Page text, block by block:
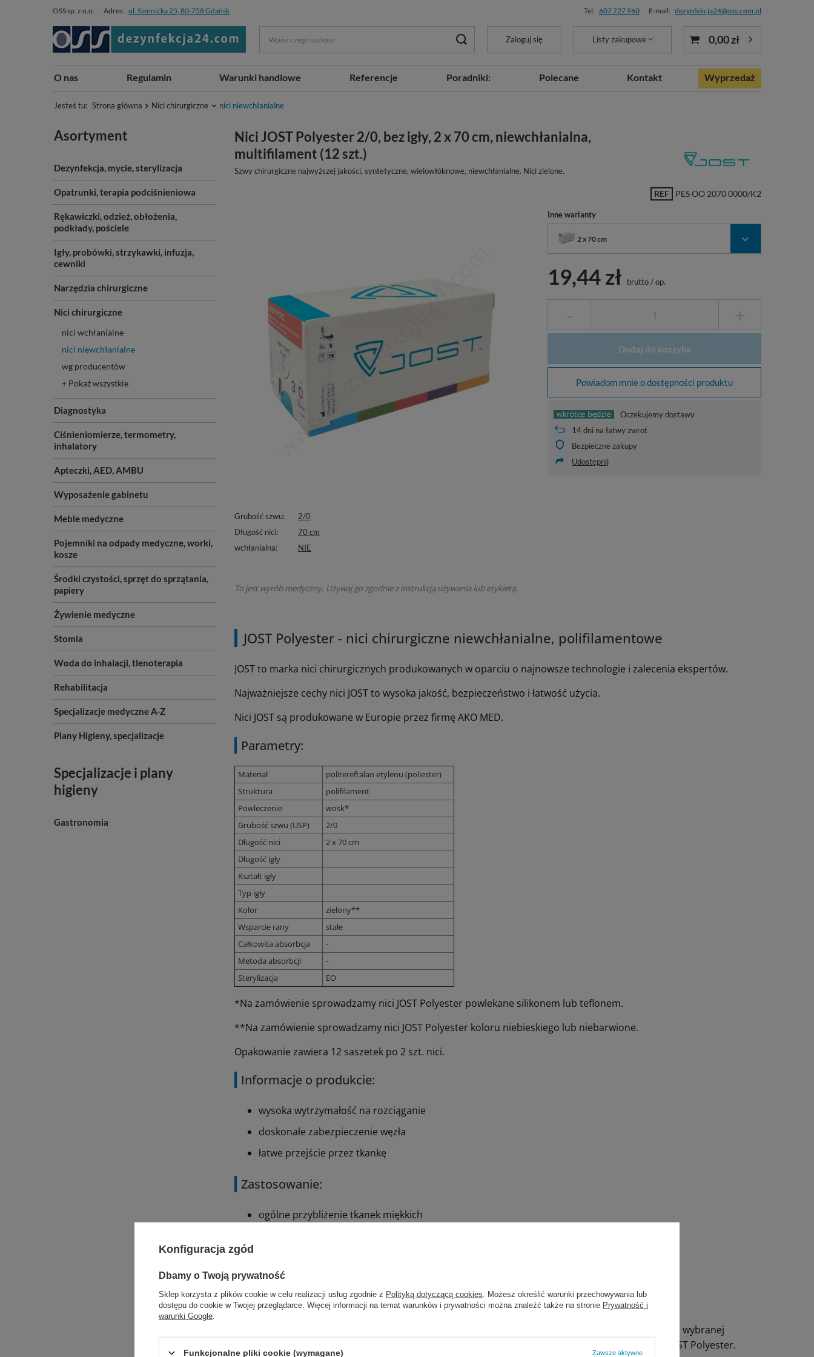
OSS sp. z o.o. Adres: ul. Siennicka 25, 80-758 Gdańsk Tel. 607 727 960 E-mail: dezynfekcja24@oss.com.pl
Zaloguj się Listy zakupowe 0,00 zł
O nas Regulamin Warunki handlowe Referencje Poradniki: Polecane Kontakt Wyprzedaż
Jesteś tu: Strona główna Nici chirurgiczne nici niewchłanialne
Asortyment
Dezynfekcja, mycie, sterylizacja
Opatrunki, terapia podciśnieniowa
Rękawiczki, odzież, obłożenia,
podkłady, pościele
Igły, probówki, strzykawki, infuzja,
cewniki
Narzędzia chirurgiczne
Nici chirurgiczne
nici wchłanialne
nici niewchłanialne
wg producentów
+ Pokaż wszystkie
Diagnostyka
Ciśnieniomierze, termometry,
inhalatory
Apteczki, AED, AMBU
Wyposażenie gabinetu
Meble medyczne
Pojemniki na odpady medyczne, worki,
kosze
Środki czystości, sprzęt do sprzątania,
papiery
Żywienie medyczne
Stomia
Woda do inhalacji, tlenoterapia
Rehabilitacja
Specjalizacje medyczne A-Z
Plany Higieny, specjalizacje
Specjalizacje i plany
higieny
Gastronomia
Grubość szwu
2/0
Długość nici
70 cm
wchłanialna
NIE
Nici JOST Polyester 2/0, bez igły, 2 x 70 cm, niewchłanialna,
multifilament (12 szt.)
Szwy chirurgiczne najwyższej jakości, syntetyczne, wielowłóknowe, niewchłanialne. Nici zielone.
REF PES OO 2070 0000/K2
Inne warianty
2 x 70 cm
19,44 zł brutto/op.
- +
Dodaj do koszyka
Powiadom mnie o dostępności produktu
Oczekujemy dostawy
14dni na łatwy zwrot
Bezpieczne zakupy
Udostępnij
To jest wyrób medyczny. Używaj go zgodnie z instrukcją używania lub etykietą.
JOST Polyester - nici chirurgiczne niewchłanialne, polifilamentowe
JOST to marka nici chirurgicznych produkowanych w oparciu o najnowsze technologie i zalecenia ekspertów.
Najważniejsze cechy nici JOST to wysoka jakość, bezpieczeństwo i łatwość użycia.
Nici JOST są produkowane w Europie przez firmę AKO MED.
Parametry:
Materiał
politereftalan etylenu (poliester)
Struktura
polifilament
Powleczenie
wosk*
Grubość szwu (USP)
2/0
Długość nici
2 x 70 cm
Długość igły
Kształt igły
Typ igły
Kolor
zielony**
Wsparcie rany
stałe
Całkowita absorbcja
-
Metoda absorbcji
-
Sterylizacja
EO
*Na zamówienie sprowadzamy nici JOST Polyester powlekane silikonem lub teflonem.
**Na zamówienie sprowadzamy nici JOST Polyester koloru niebieskiego lub niebarwione.
Opakowanie zawiera 12 saszetek po 2 szt. nici.
Informacje o produkcie:
wysoka wytrzymałość na rozciąganie
doskonałe zabezpieczenie węzła
łatwe przejście przez tkankę
Zastosowanie:
ogólne przybliżenie tkanek miękkich
chirurgia okulistyczna
Dobór nici JOST zależy od ogólnego stanu pacjenta, wielkości uszkodzonej tkanki i rany, a także od wybranej
techniki i doświadczenia chirurga. Nie są znane żadne przeciwwskazania do stosowania szwów JOST Polyester.
Konfiguracja zgód
Dbamy o Twoją prywatność
Sklep korzysta z plików cookie w celu realizacji usług zgodnie z Polityką dotyczącą cookies . Możesz określić warunki przechowywania lub
dostępu do cookie w Twojej przeglądarce. Więcej informacji na temat warunków i prywatności można znaleźć także na stronie Prywatność i
warunki Google
Funkcjonalne pliki cookie (wymagane) Zawsze aktywne